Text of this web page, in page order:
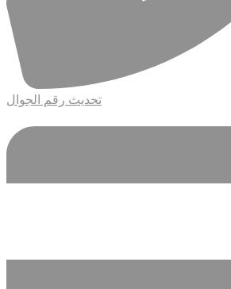
تحديث رقم الجوال